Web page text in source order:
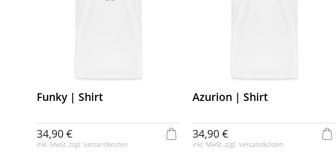
Funky | Shirt
34,90 €
inkl. MwSt. zzgl. Versandkosten
Azurion | Shirt
34,90 €
inkl. MwSt. zzgl. Versandkosten